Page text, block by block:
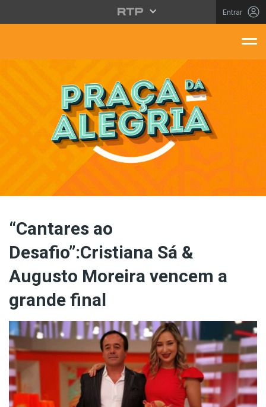
Saltar para o conteúdo principal
Entrar
“Cantares ao
Desafio”:Cristiana Sá &
Augusto Moreira vencem a
grande final